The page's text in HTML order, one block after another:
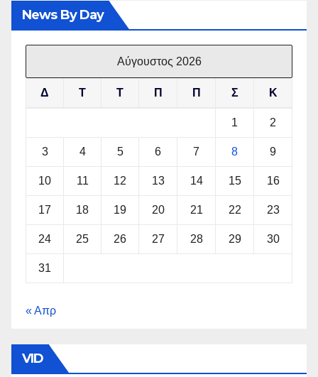
News By Day
Αύγουστος 2026
Δ Τ Τ Π Π Σ Κ
1 2
3 4 5 6 7 8 9
10 11 12 13 14 15 16
17 18 19 20 21 22 23
24 25 26 27 28 29 30
31
« Απρ
VID